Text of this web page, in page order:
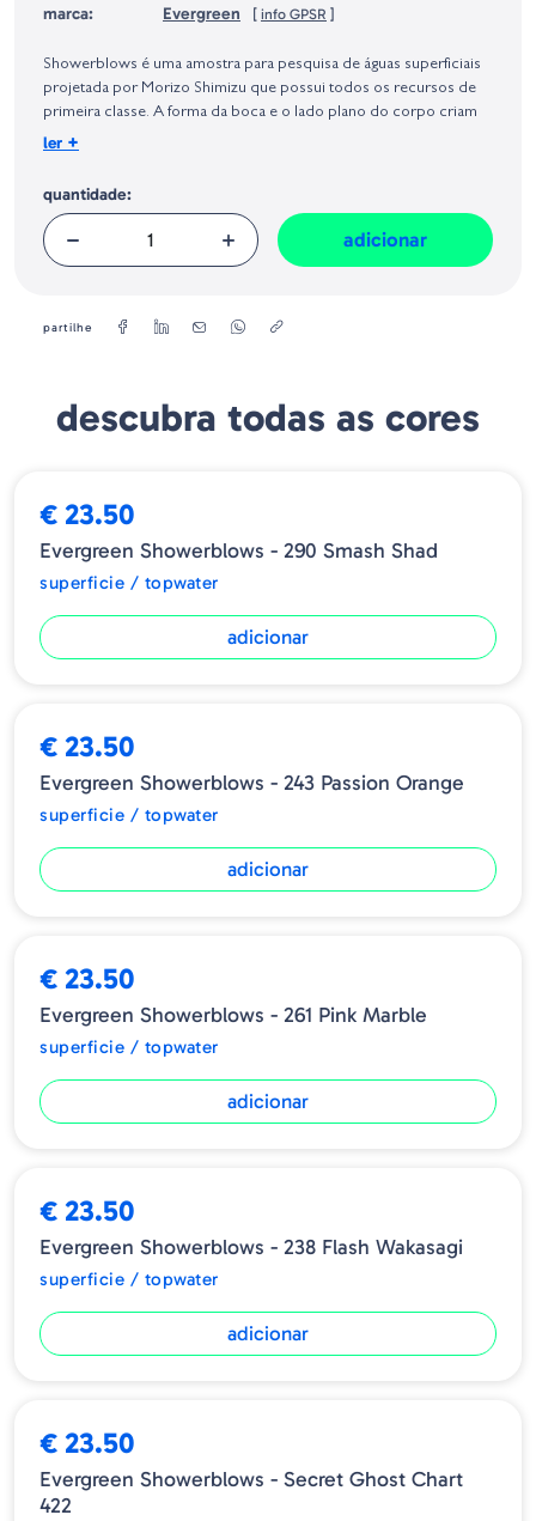
marca:
Evergreen [ info GPSR ]
Europeia, dos produtos da marca, conforme requerido no Regulamento
Geral sobre a Segurança dos Produtos (GPSR):
Showerblows é uma amostra para pesquisa de águas superficiais
projetada por Morizo Shimizu que possui todos os recursos de
primeira classe. A forma da boca e o lado plano do corpo criam
fortes bolhas de água. Dentro do corpo, há bolas de tungstênio de
predadores mesmo à distância. Graças à sua dimênsão e
disposição dos pesos internos adequadamente equilibrados, os
Showerblows permite longas projecções e exploram uma grande
área de pesca, mesmo com ventos cruzados.
Peso: 26 g
ler +
quantidade:
adicionar
partilhe
descubra todas as cores
€ 23.50
Evergreen Showerblows - 290 Smash Shad
superficie / topwater
adicionar
€ 23.50
Evergreen Showerblows - 243 Passion Orange
superficie / topwater
adicionar
€ 23.50
Evergreen Showerblows - 261 Pink Marble
superficie / topwater
adicionar
€ 23.50
Evergreen Showerblows - 238 Flash Wakasagi
superficie / topwater
adicionar
€ 23.50
Evergreen Showerblows - Secret Ghost Chart
422